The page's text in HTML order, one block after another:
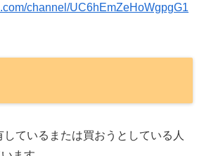
channel/UC6hEmZeHoWgpgG1
しているまたは買おうとしている人